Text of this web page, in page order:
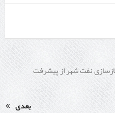
نفت شهر از پیشرفت
بعدی